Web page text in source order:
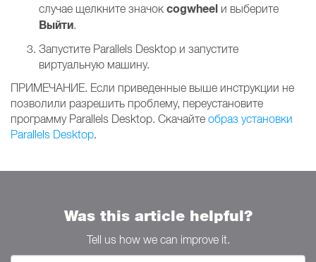
случае щелкните значок cogwheel и выберите
Выйти.
Запустите Parallels Desktop и запустите
виртуальную машину.
ПРИМЕЧАНИЕ. Если приведенные выше инструкции не
позволили разрешить проблему, переустановите
программу Parallels Desktop. Скачайте образ установки
Parallels Desktop.
Was this article helpful?
Tell us how we can improve it.